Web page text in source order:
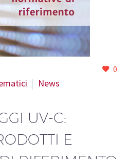
0
News
UV-C:
E